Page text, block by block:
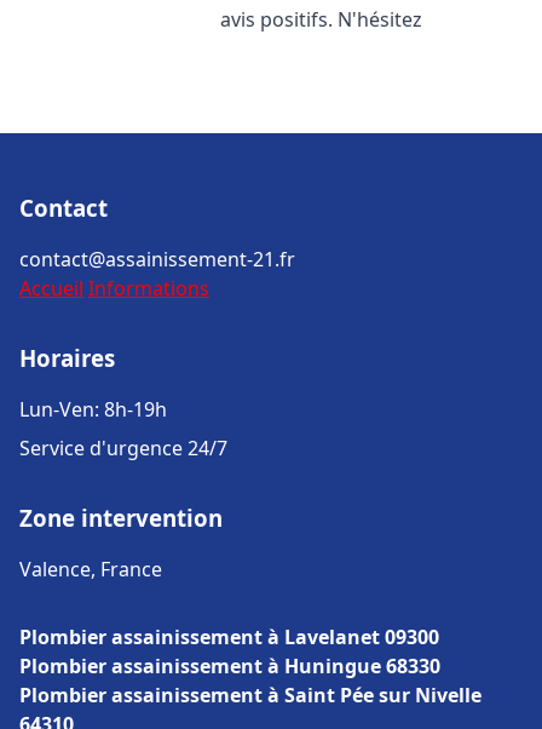
avis positifs. N'hésitez
Contact
contact@assainissement-21.fr
Accueil Informations
Horaires
Lun-Ven: 8h-19h
Service d'urgence 24/7
Zone intervention
Valence, France
Plombier assainissement à Lavelanet 09300
Plombier assainissement à Huningue 68330
Plombier assainissement à Saint Pée sur Nivelle